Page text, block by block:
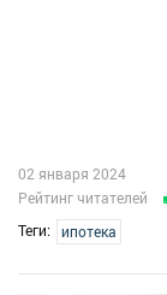
Рейтинг читателей
02 января 2024
Теги: ипотека